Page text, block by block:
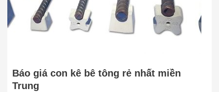
Báo giá con kê bê tông rẻ nhất miền
Trung
nhất
miền
Trung